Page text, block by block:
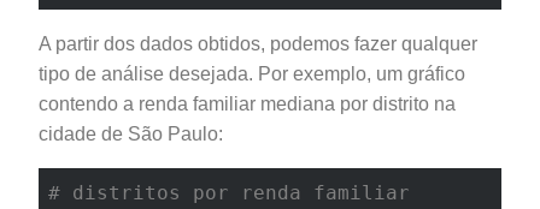
A partir dos dados obtidos, podemos fazer qualquer
tipo de análise desejada. Por exemplo, um gráfico
contendo a renda familiar mediana por distrito na
cidade de São Paulo:
# distritos por renda familiar